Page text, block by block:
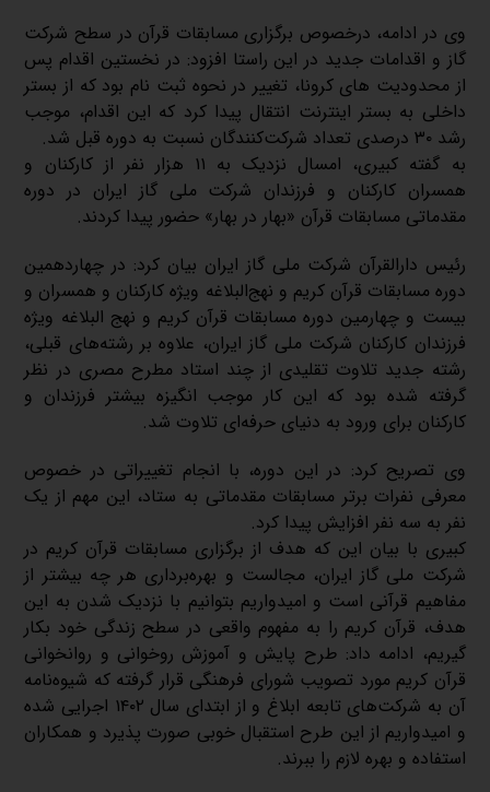
وی در ادامه، درخصوص برگزاری مسابقات قرآن در سطح شرکت
گاز و اقدامات جدید در این راستا افزود: در نخستین اقدام پس
از محدودیت های کرونا، تغییر در نحوه ثبت نام بود که از بستر
داخلی به بستر اینترنت انتقال پیدا کرد که این اقدام، موجب
رشد ۳۰ درصدی تعداد شرکت‌کنندگان نسبت به دوره قبل شد.
به گفته کبیری، امسال نزدیک به ۱۱ هزار نفر از کارکنان و
همسران کارکنان و فرزندان شرکت ملی گاز ایران در دوره
مقدماتی مسابقات قرآن «بهار در بهار» حضور پیدا کردند.
رئیس دارالقرآن شرکت ملی گاز ایران بیان کرد: در چهاردهمین
دوره مسابقات قرآن کریم و نهج‌البلاغه ویژه کارکنان و همسران و
بیست و چهارمین دوره مسابقات قرآن کریم و نهج البلاغه ویژه
فرزندان کارکنان شرکت ملی گاز ایران، علاوه بر رشته‌های قبلی،
رشته جدید تلاوت تقلیدی از چند استاد مطرح مصری در نظر
گرفته شده بود که این کار موجب انگیزه بیشتر فرزندان و
کارکنان برای ورود به دنیای حرفه‌ای تلاوت شد.
وی تصریح کرد: در این دوره، با انجام تغییراتی در خصوص
معرفی نفرات برتر مسابقات مقدماتی به ستاد، این مهم از یک
نفر به سه نفر افزایش پیدا کرد.
کبیری با بیان این که هدف از برگزاری مسابقات قرآن کریم در
شرکت ملی گاز ایران، مجالست و بهره‌برداری هر چه بیشتر از
مفاهیم قرآنی است و امیدواریم بتوانیم با نزدیک شدن به این
هدف، قرآن کریم را به مفهوم واقعی در سطح زندگی خود بکار
گیریم، ادامه داد: طرح پایش و آموزش روخوانی و روانخوانی
قرآن کریم مورد تصویب شورای فرهنگی قرار گرفته که شیوه‌نامه
آن به شرکت‌های تابعه ابلاغ و از ابتدای سال ۱۴۰۲ اجرایی شده
و امیدواریم از این طرح استقبال خوبی صورت پذیرد و همکاران
استفاده و بهره لازم را ببرند.